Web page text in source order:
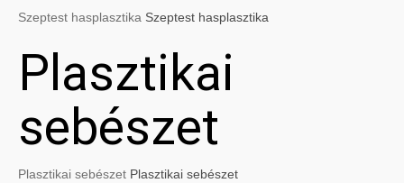
Szeptest hasplasztika Szeptest hasplasztika
Plasztikai
sebészet
Plasztikai sebészet Plasztikai sebészet